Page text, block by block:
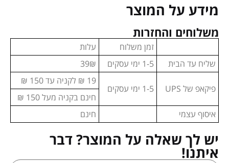
מידע על המוצר
משלוחים והחזרות
זמן משלוח
עלות
שליח עד הבית
1-5 ימי עסקים 39₪
פיקאפ של UPS 1-5 ימי עסקים
19 ₪ לקניה עד 150 ₪
חינם בקניה מעל 150 ₪
איסוף עצמי
חינם
יש לך שאלה על המוצר? דבר
איתנו!